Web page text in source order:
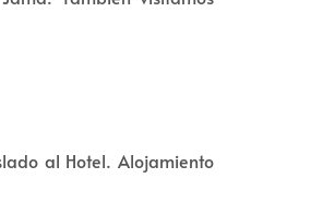
al Hotel. Alojamiento